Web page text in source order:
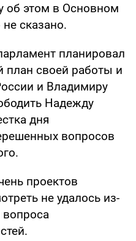
об этом в Основном
сказано.
планировал
план своей работы и
и Владимиру
Надежду
дня
вопросов
проектов
не удалось из-
вопроса